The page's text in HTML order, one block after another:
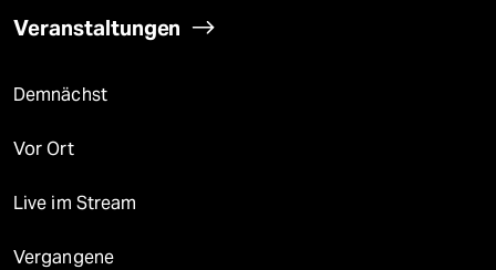
Veranstaltungen
Demnächst
Vor Ort
Live im Stream
Vergangene